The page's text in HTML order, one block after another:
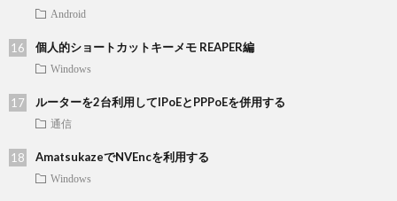
Android
個人的ショートカットキーメモ REAPER編
Windows
ルーターを2台利用してIPoEとPPPoEを併用する
通信
AmatsukazeでNVEncを利用する
Windows